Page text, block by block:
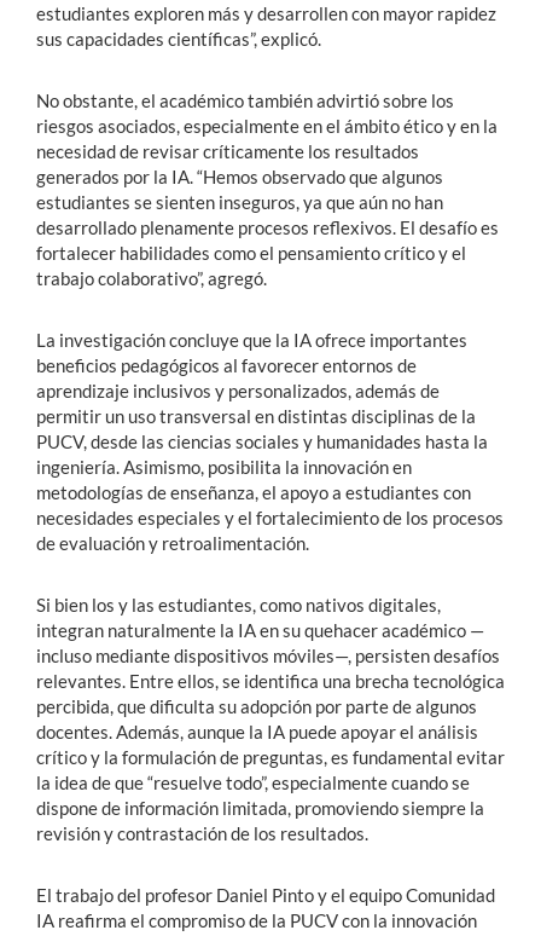
estudiantes exploren más y desarrollen con mayor rapidez
sus capacidades científicas”, explicó.
No obstante, el académico también advirtió sobre los
riesgos asociados, especialmente en el ámbito ético y en la
necesidad de revisar críticamente los resultados
generados por la IA. “Hemos observado que algunos
estudiantes se sienten inseguros, ya que aún no han
desarrollado plenamente procesos reflexivos. El desafío es
fortalecer habilidades como el pensamiento crítico y el
trabajo colaborativo”, agregó.
La investigación concluye que la IA ofrece importantes
beneficios pedagógicos al favorecer entornos de
aprendizaje inclusivos y personalizados, además de
permitir un uso transversal en distintas disciplinas de la
PUCV, desde las ciencias sociales y humanidades hasta la
ingeniería. Asimismo, posibilita la innovación en
metodologías de enseñanza, el apoyo a estudiantes con
necesidades especiales y el fortalecimiento de los procesos
de evaluación y retroalimentación.
Si bien los y las estudiantes, como nativos digitales,
integran naturalmente la IA en su quehacer académico —
incluso mediante dispositivos móviles—, persisten desafíos
relevantes. Entre ellos, se identifica una brecha tecnológica
percibida, que dificulta su adopción por parte de algunos
docentes. Además, aunque la IA puede apoyar el análisis
crítico y la formulación de preguntas, es fundamental evitar
la idea de que “resuelve todo”, especialmente cuando se
dispone de información limitada, promoviendo siempre la
revisión y contrastación de los resultados.
El trabajo del profesor Daniel Pinto y el equipo Comunidad
IA reafirma el compromiso de la PUCV con la innovación